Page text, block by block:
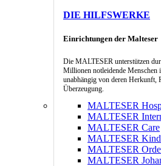
DIE HILFSWERKE
Einrichtungen der Malteser
Die MALTESER unterstützen
Millionen notleidende Menschen
unabhängig von deren Herkunft,
Überzeugung.
MALTESER
MALTESER
MALTESER Care
MALTESER
MALTESER
MALTESER